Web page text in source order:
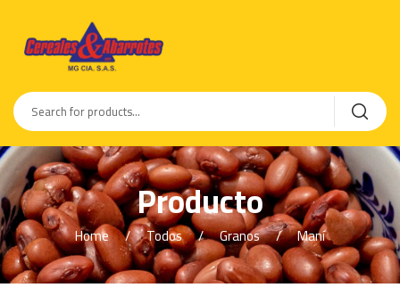
Producto
Home Todos Granos Maní